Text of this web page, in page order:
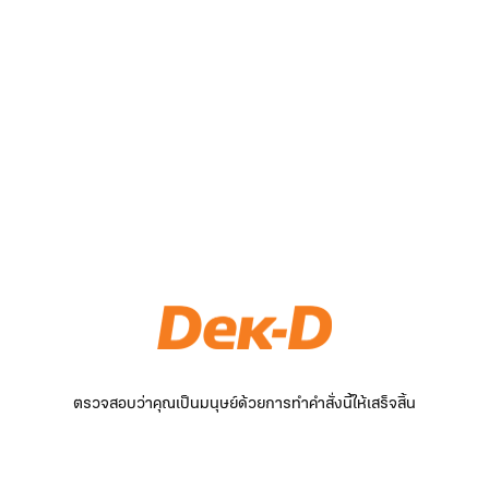
ตรวจสอบว่าคุณเป็นมนุษย์ด้วยการทำคำสั่งนี้ให้เสร็จสิ้น